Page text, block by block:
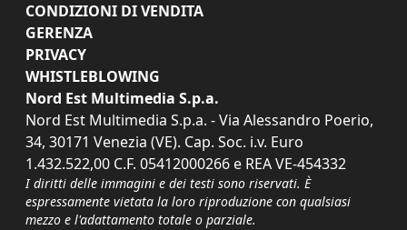
CONDIZIONI DI VENDITA
GERENZA
PRIVACY
WHISTLEBLOWING
Nord Est Multimedia S.p.a.
Nord Est Multimedia S.p.a. - Via Alessandro Poerio,
34, 30171 Venezia (VE). Cap. Soc. i.v. Euro
1.432.522,00 C.F. 05412000266 e REA VE-454332
I diritti delle immagini e dei testi sono riservati. È
espressamente vietata la loro riproduzione con qualsiasi
mezzo e l'adattamento totale o parziale.